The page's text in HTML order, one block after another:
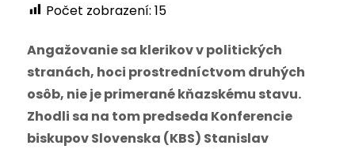
Počet zobrazení: 15
Angažovanie sa klerikov v politických
stranách, hoci prostredníctvom druhých
osôb, nie je primerané kňazskému stavu.
Zhodli sa na tom predseda Konferencie
biskupov Slovenska (KBS) Stanislav